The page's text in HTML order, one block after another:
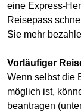
eine Express-
Reisepass
Sie mehr
Vorläufiger
Wenn selbst die
möglich ist,
beantragen